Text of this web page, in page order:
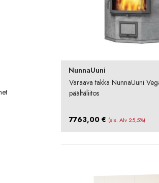
NunnaUuni
Varaava takka NunnaUuni
päältäliitos
7763,00 € (sis. Alv 25,5%)